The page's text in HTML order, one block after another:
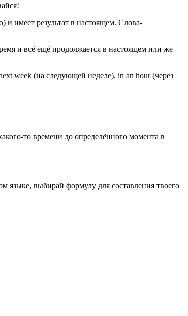
и имеет результат в настоящем. Слова-
и всё ещё продолжается в настоящем или же
week (на следующей неделе), in an hour (через
то времени до определённого момента в
языке, выбирай формулу для составления твоего